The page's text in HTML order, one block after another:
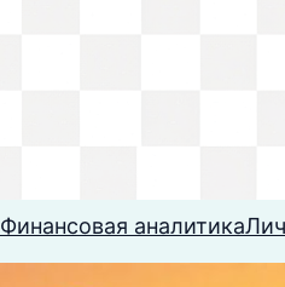
Финансовая аналитика